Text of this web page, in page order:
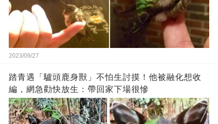
2023/09/27
踏青遇「驢頭鹿身獸」不怕生討摸！他被融化想收
編，網急勸快放生：帶回家下場很慘